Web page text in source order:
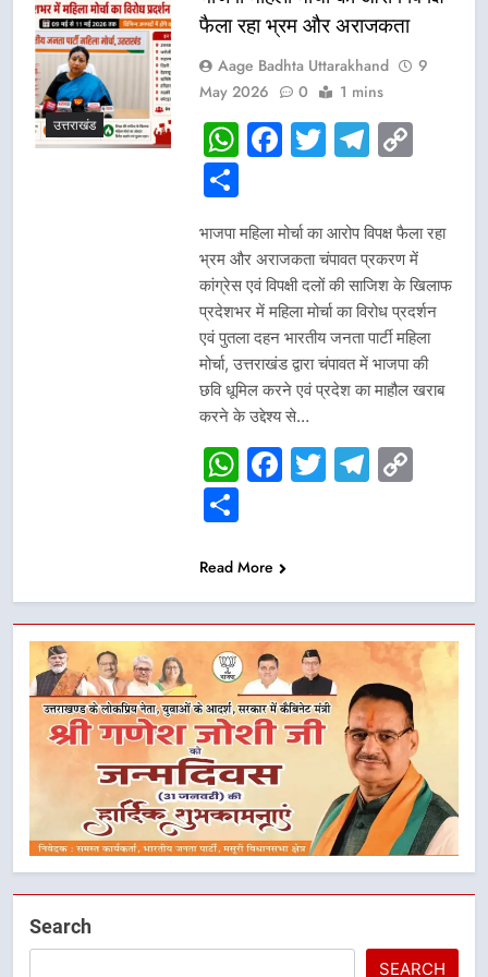
उत्तराखंड
फैला रहा भ्रम और अराजकता
Aage Badhta Uttarakhand
9
May 2026
0 1 mins
WhatsApp
Facebook
Twitter
Share
भाजपा महिला मोर्चा का आरोप विपक्ष फैला रहा
भ्रम और अराजकता चंपावत प्रकरण में
कांग्रेस एवं विपक्षी दलों की साजिश के खिलाफ
प्रदेशभर में महिला मोर्चा का विरोध प्रदर्शन
एवं पुतला दहन भारतीय जनता पार्टी महिला
मोर्चा, उत्तराखंड द्वारा चंपावत में भाजपा की
छवि धूमिल करने एवं प्रदेश का माहौल खराब
करने के उद्देश्य से…
WhatsApp
Facebook
Twitter
Share
Read More
Search
SEARCH